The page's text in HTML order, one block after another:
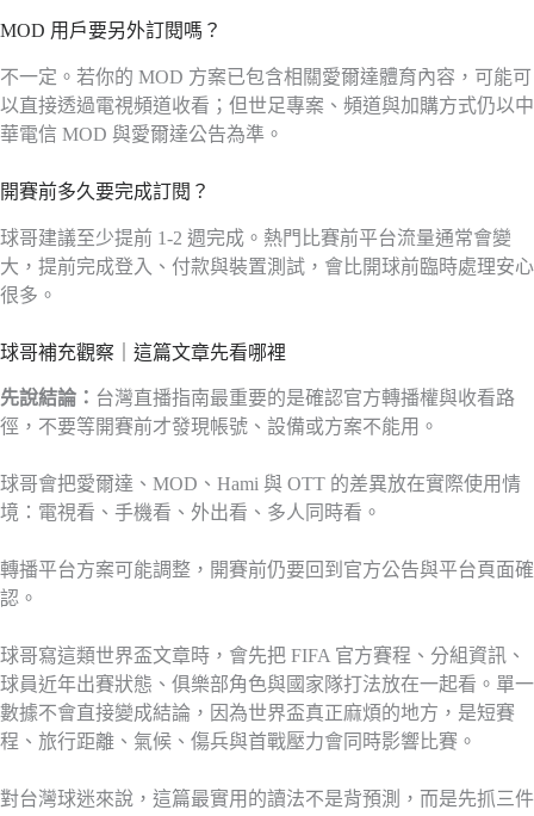
MOD 用戶要另外訂閱嗎？
不一定。若你的 MOD 方案已包含相關愛爾達體育內容，可能可
以直接透過電視頻道收看；但世足專案、頻道與加購方式仍以中
華電信 MOD 與愛爾達公告為準。
開賽前多久要完成訂閱？
球哥建議至少提前 1-2 週完成。熱門比賽前平台流量通常會變
大，提前完成登入、付款與裝置測試，會比開球前臨時處理安心
很多。
球哥補充觀察｜這篇文章先看哪裡
先說結論： 台灣直播指南最重要的是確認官方轉播權與收看路
徑，不要等開賽前才發現帳號、設備或方案不能用。
球哥會把愛爾達、MOD、Hami 與 OTT 的差異放在實際使用情
境：電視看、手機看、外出看、多人同時看。
轉播平台方案可能調整，開賽前仍要回到官方公告與平台頁面確
認。
球哥寫這類世界盃文章時，會先把 FIFA 官方賽程、分組資訊、
球員近年出賽狀態、俱樂部角色與國家隊打法放在一起看。單一
數據不會直接變成結論，因為世界盃真正麻煩的地方，是短賽
程、旅行距離、氣候、傷兵與首戰壓力會同時影響比賽。
對台灣球迷來說，這篇最實用的讀法不是背預測，而是先抓三件